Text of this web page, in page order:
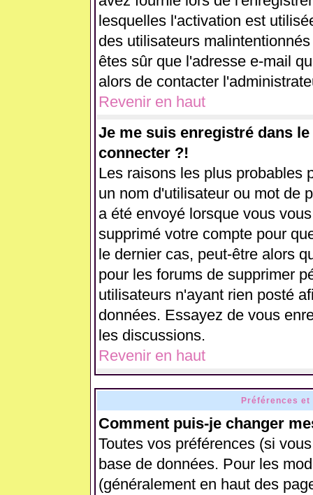
lesquelles l'activation est
des utilisateurs
êtes sûr que l'adresse e-mail
alors de contacter
Revenir en haut
Je me suis enregistré dans
connecter ?!
Les raisons les plus probables
un nom d'utilisateur ou mot de
a été envoyé lorsque vous
supprimé votre compte pour
le dernier cas, peut-être alors
pour les forums de supprimer
utilisateurs n'ayant rien posté
données. Essayez de vous
les discussions.
Revenir en haut
Préférences
Comment puis-je changer
Toutes vos préférences (si
base de données. Pour les
(généralement en haut des